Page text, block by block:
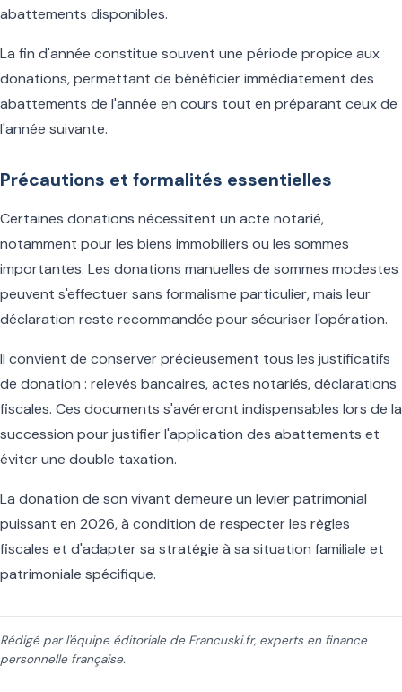
abattements disponibles.
La fin d'année constitue souvent une période propice aux
donations, permettant de bénéficier immédiatement des
abattements de l'année en cours tout en préparant ceux de
l'année suivante.
Précautions et formalités essentielles
Certaines donations nécessitent un acte notarié,
notamment pour les biens immobiliers ou les sommes
importantes. Les donations manuelles de sommes modestes
peuvent s'effectuer sans formalisme particulier, mais leur
déclaration reste recommandée pour sécuriser l'opération.
Il convient de conserver précieusement tous les justificatifs
de donation : relevés bancaires, actes notariés, déclarations
fiscales. Ces documents s'avéreront indispensables lors de la
succession pour justifier l'application des abattements et
éviter une double taxation.
La donation de son vivant demeure un levier patrimonial
puissant en 2026, à condition de respecter les règles
fiscales et d'adapter sa stratégie à sa situation familiale et
patrimoniale spécifique.
Rédigé par l'équipe éditoriale de Francuski.fr, experts en finance
personnelle française.